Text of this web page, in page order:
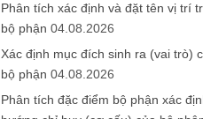
Phân tích xác định và đặt tên vị trí
bộ phận 04.08.2026
Xác định mục đích sinh ra (vai trò)
bộ phận 04.08.2026
Phân tích đặc điểm bộ phận xác